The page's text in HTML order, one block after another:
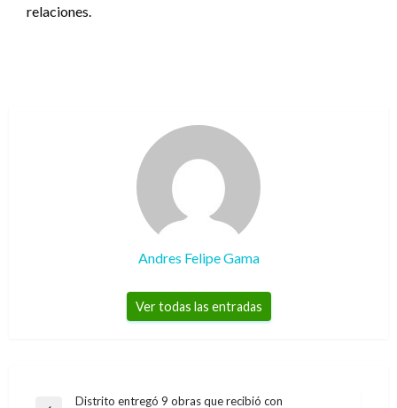
relaciones.
Andres Felipe Gama
Ver todas las entradas
Distrito entregó 9 obras que recibió con